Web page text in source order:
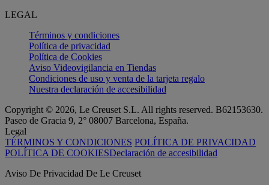
LEGAL
Términos y condiciones
Política de privacidad
Política de Cookies
Aviso Videovigilancia en Tiendas
Condiciones de uso y venta de la tarjeta regalo
Nuestra declaración de accesibilidad
Copyright © 2026, Le Creuset S.L. All rights reserved. B62153630.
Paseo de Gracia 9, 2° 08007 Barcelona, España.
Legal
TÉRMINOS Y CONDICIONES POLÍTICA DE PRIVACIDAD
POLÍTICA DE COOKIESDeclaración de accesibilidad
Aviso De Privacidad De Le Creuset